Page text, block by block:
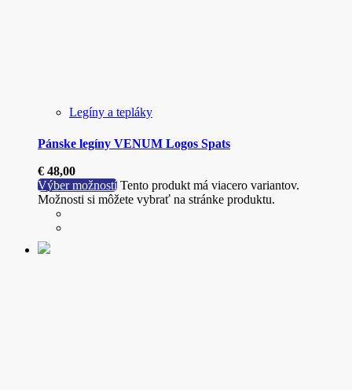
Legíny a tepláky
Pánske legíny VENUM Logos Spats
€ 48,00
Výber možností Tento produkt má viacero variantov.
Možnosti si môžete vybrať na stránke produktu.